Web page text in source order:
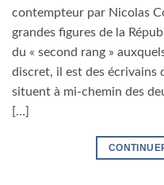
contempteur par Nicolas
grandes figures de la
du « second rang »
discret, il est des écrivains
situent à mi-chemin des
[…]